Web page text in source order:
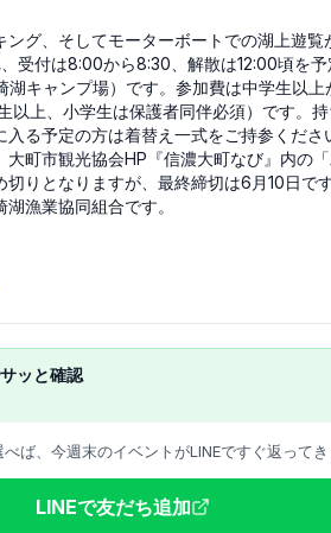
グ、そしてモーターボートでの湖上遊覧
受付は8:00から8:30、解散は12:00頃を
湖キャンプ場）です。参加費は中学生以
以上、小学生は保護者同伴必須）です。
る予定の方は着替え一式をご持参くだ
町市観光協会HP『信濃大町なび』内の
りとなりますが、最終締切は6月10日で
漁業協同組合です。
ッと確認
ば、今週末のイベントがLINEですぐ返ってき
LINEで友だち追加